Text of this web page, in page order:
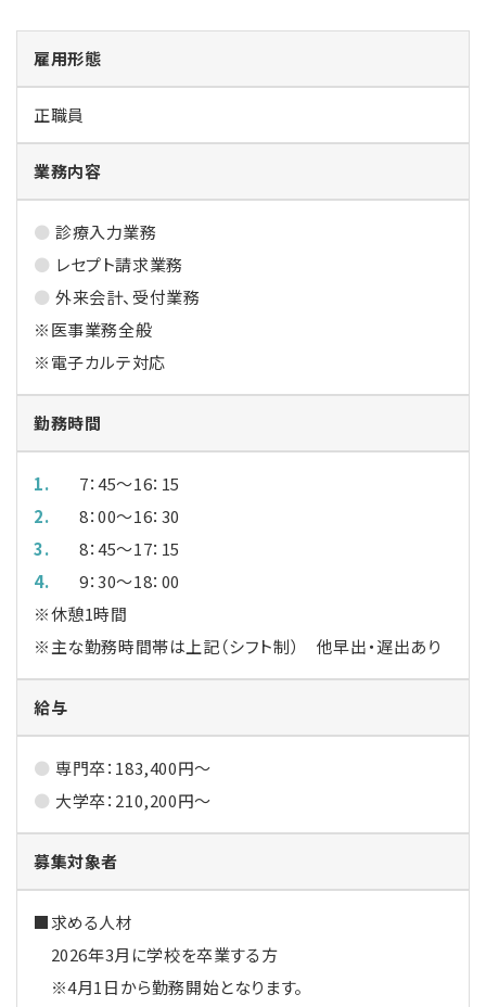
雇用形態
正職員
業務内容
診療入力業務
レセプト請求業務
外来会計、受付業務
※医事業務全般
※電子カルテ対応
勤務時間
7：45～16：15
8：00～16：30
8：45～17：15
9：30～18：00
※休憩1時間
※主な勤務時間帯は上記（シフト制） 他早出・遅出あり
給与
専門卒：183,400円～
大学卒：210,200円～
募集対象者
■求める人材
2026年3月に学校を卒業する方
※4月1日から勤務開始となります。